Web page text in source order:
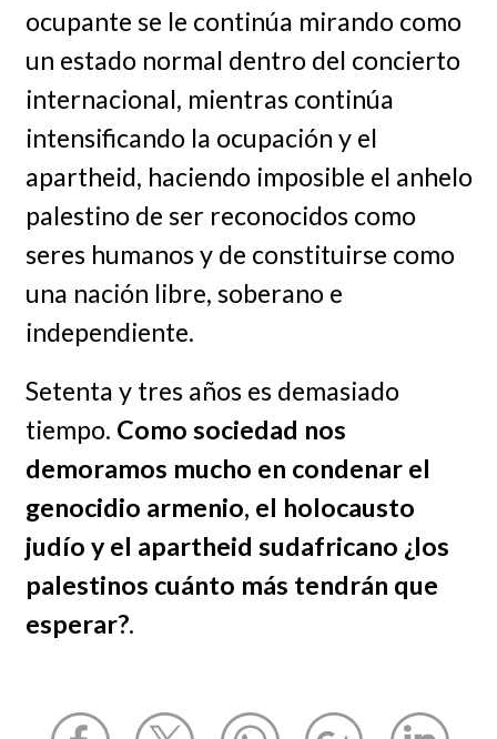
ocupante se le continúa mirando como
un estado normal dentro del concierto
internacional, mientras continúa
intensificando la ocupación y el
apartheid, haciendo imposible el anhelo
palestino de ser reconocidos como
seres humanos y de constituirse como
una nación libre, soberano e
independiente.
Setenta y tres años es demasiado
tiempo. Como sociedad nos
demoramos mucho en condenar el
genocidio armenio, el holocausto
judío y el apartheid sudafricano ¿los
palestinos cuánto más tendrán que
esperar?.